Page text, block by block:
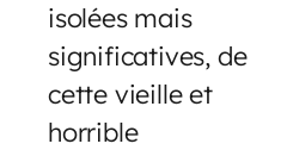
isolées mais
significatives, de
cette vieille et
horrible